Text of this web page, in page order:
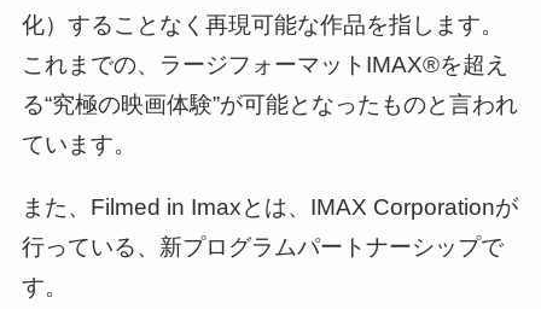
化）することなく再現可能な作品を指します。
これまでの、ラージフォーマットIMAX®を超え
る“究極の映画体験”が可能となったものと言われ
ています。
また、Filmed in Imaxとは、IMAX Corporationが
行っている、新プログラムパートナーシップで
す。